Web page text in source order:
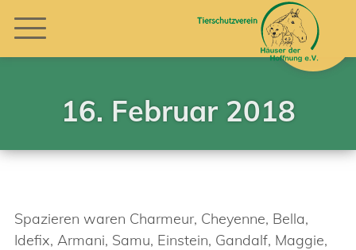
16. Februar 2018
Spazieren waren Charmeur, Cheyenne, Bella,
Idefix, Armani, Samu, Einstein, Gandalf, Maggie,